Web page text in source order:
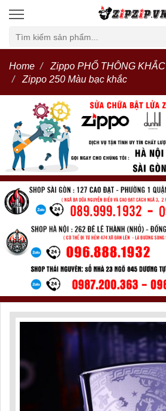
Home
Zippo PHỔ THÔNG KHẮC
Zippo 250 Màu bạc khắc